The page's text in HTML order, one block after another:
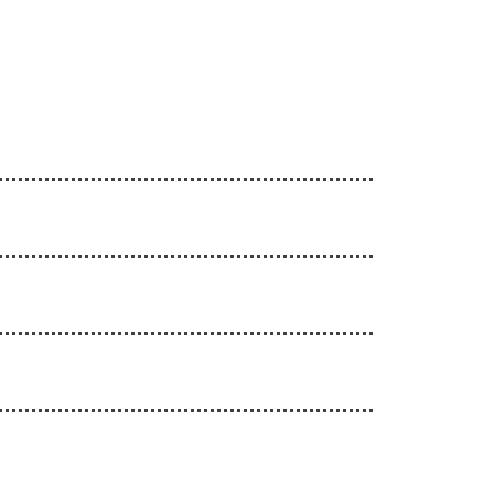
bleibt. Dafür werden verschiedene Texte ins
bis hin zum Unterrichtsmaterial, vom
Sprachberatungen: Wie werden die
zu unterstützen, die Platt lernen möchten,
befinden sich in der Entwicklung.
verbessern führt das Plattdüütskbüro diverse
und auf Platt. In der niedersächsischen
is cool der plattdeutsche Bandcontest
unterstützt Kindergärten und Schulen
einer anderen Sprache – anerkannt. Zudem
verschiedener Sprachgruppen
Jahren mit mehr als einer Sprache aufwachsen
Entwicklung verläuft bei mehrsprachigen
für jede Sprache, die sie im Laufe ihres
gesprochen wird, eine Bezeichnung, die oft